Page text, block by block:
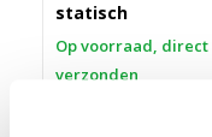
statisch
Op voorraad, direct
verzonden